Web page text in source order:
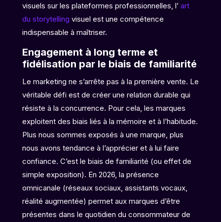
visuels sur les plateformes professionnelles, l’ art
du storytelling visuel est une compétence
indispensable à maîtriser.
Engagement à long terme et
fidélisation par le biais de familiarité
Le marketing ne s’arrête pas à la première vente. Le
véritable défi est de créer une relation durable qui
résiste à la concurrence. Pour cela, les marques
exploitent des biais liés à la mémoire et à l’habitude.
Plus nous sommes exposés à une marque, plus
nous avons tendance à l’apprécier et à lui faire
confiance. C’est le biais de familiarité (ou effet de
simple exposition). En 2026, la présence
omnicanale (réseaux sociaux, assistants vocaux,
réalité augmentée) permet aux marques d’être
présentes dans le quotidien du consommateur de